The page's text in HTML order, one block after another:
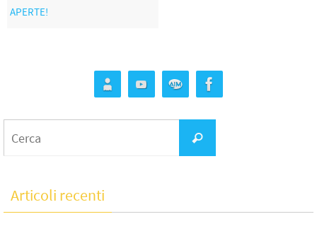
APERTE!
Articoli recenti